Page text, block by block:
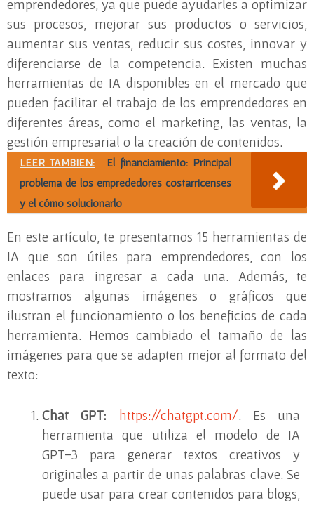
emprendedores, ya que puede ayudarles a optimizar
sus procesos, mejorar sus productos o servicios,
aumentar sus ventas, reducir sus costes, innovar y
diferenciarse de la competencia. Existen muchas
herramientas de IA disponibles en el mercado que
pueden facilitar el trabajo de los emprendedores en
diferentes áreas, como el marketing, las ventas, la
gestión empresarial o la creación de contenidos.
LEER TAMBIEN:
El financiamiento: Principal
problema de los emprededores costarricenses
y el cómo solucionarlo
En este artículo, te presentamos 15 herramientas de
IA que son útiles para emprendedores, con los
enlaces para ingresar a cada una. Además, te
mostramos algunas imágenes o gráficos que
ilustran el funcionamiento o los beneficios de cada
herramienta. Hemos cambiado el tamaño de las
imágenes para que se adapten mejor al formato del
texto:
Chat GPT: https://chatgpt.com/. Es una
herramienta que utiliza el modelo de IA
GPT-3 para generar textos creativos y
originales a partir de unas palabras clave. Se
puede usar para crear contenidos para blogs,